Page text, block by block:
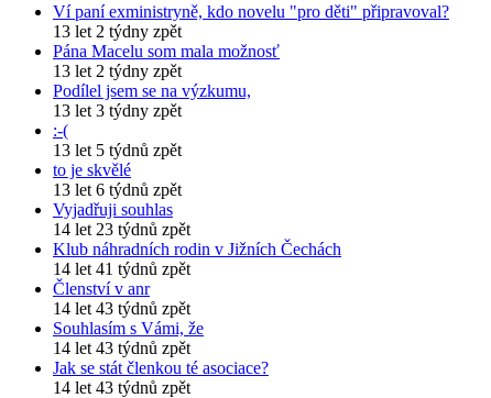
Ví paní exministryně, kdo novelu "pro děti" připravoval?
13 let 2 týdny zpět
Pána Macelu som mala možnosť
13 let 2 týdny zpět
Podílel jsem se na výzkumu,
13 let 3 týdny zpět
:-(
13 let 5 týdnů zpět
to je skvělé
13 let 6 týdnů zpět
Vyjadřuji souhlas
14 let 23 týdnů zpět
Klub náhradních rodin v Jižních Čechách
14 let 41 týdnů zpět
Členství v anr
14 let 43 týdnů zpět
Souhlasím s Vámi, že
14 let 43 týdnů zpět
Jak se stát členkou té asociace?
14 let 43 týdnů zpět